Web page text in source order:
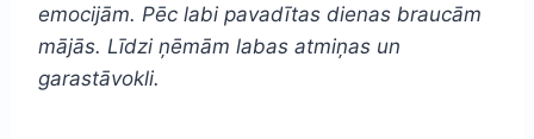
emocijām. Pēc labi pavadītas dienas braucām
mājās. Līdzi ņēmām labas atmiņas un
garastāvokli.